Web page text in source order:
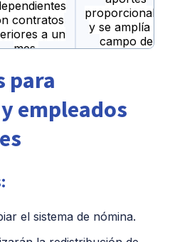
contratos
a un
mes.
proporcionales
y se amplía el
campo de
No permitía
declarar
periodos
a un
reporte por
días
más
rígidos y
automatización
y claridad en la
para
empleados
el sistema de nómina.